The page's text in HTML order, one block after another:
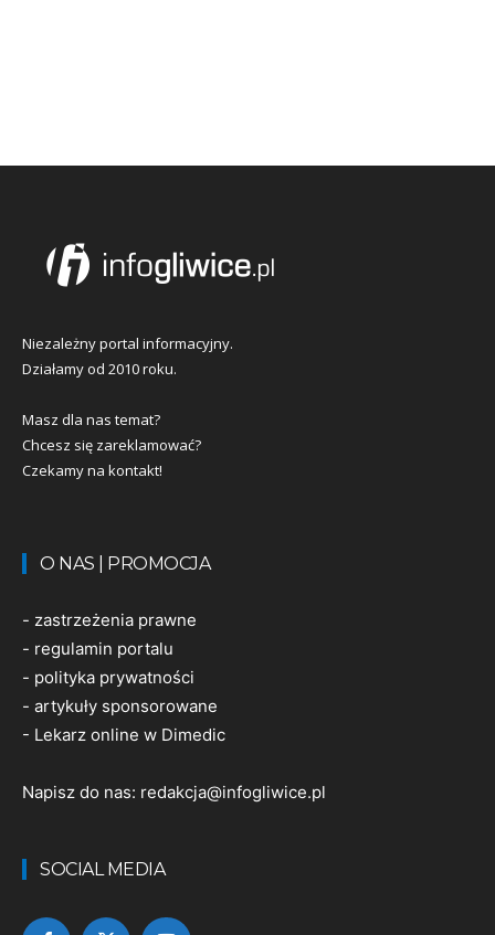
Niezależny portal informacyjny.
Działamy od 2010 roku.
Masz dla nas temat?
Chcesz się zareklamować?
Czekamy na kontakt!
O NAS | PROMOCJA
- zastrzeżenia prawne
- regulamin portalu
- polityka prywatności
- artykuły sponsorowane
- Lekarz online w Dimedic
Napisz do nas: redakcja@infogliwice.pl
SOCIAL MEDIA